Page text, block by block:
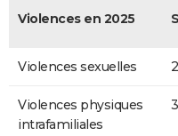
Violences en 2025
Violences sexuelles 2
Violences physiques
intrafamiliales
3